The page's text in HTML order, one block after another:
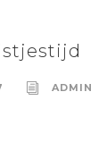
ADMIN